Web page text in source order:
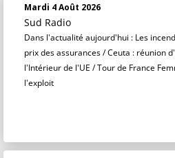
Mardi 4 Août 2026
Sud Radio
Dans l'actualité aujourd'hui : Les
prix des assurances / Ceuta : réunion
l'Intérieur de l'UE / Tour de France
l'exploit